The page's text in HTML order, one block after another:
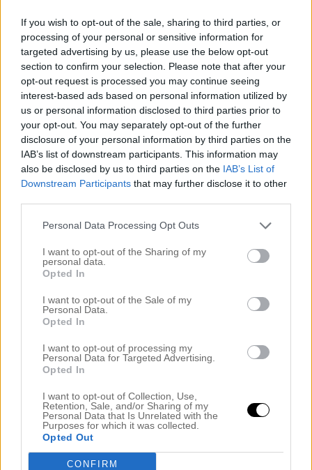
If you wish to opt-out of the sale, sharing to third parties, or
processing of your personal or sensitive information for
targeted advertising by us, please use the below opt-out
section to confirm your selection. Please note that after your
opt-out request is processed you may continue seeing
interest-based ads based on personal information utilized by
us or personal information disclosed to third parties prior to
your opt-out. You may separately opt-out of the further
disclosure of your personal information by third parties on the
IAB’s list of downstream participants. This information may
also be disclosed by us to third parties on the IAB’s List of
Downstream Participants that may further disclose it to other
Personal Data Processing Opt Outs
I want to opt-out of the Sharing of my
personal data.
Opted In
I want to opt-out of the Sale of my
Personal Data.
Opted In
I want to opt-out of processing my
Personal Data for Targeted Advertising.
Opted In
I want to opt-out of Collection, Use,
Retention, Sale, and/or Sharing of my
Personal Data that Is Unrelated with the
Purposes for which it was collected.
Opted Out
CONFIRM
mars 1, 2017 kl. 17:37
Väldigt inspirerande inlägg även om jag inte är i
den situationen själv! Som med de flesta yrken (jag har själv
jobbat som fastighetsmäklare i många år) är det otroligt
mycket jobb bakom allt som de flesta inte räknar med!
Jobbet ”behind the scenes” är oftast inte det
roliga/glammiga! Ofta tänker man inte själv på att dela med
sig av allt man faktiskt kan och har erfarenhet av men vad kul
att du gör det med ditt jobb!
Svara
Marie
mars 1, 2017 kl. 20:58
Då kan jag som precis kommit tillbaka från
Amsterdam tipsa om en fin restaurang som heter C och
serverar mat tillagad i olika temperaturer.
hennes man i deras fantastiska centralt belägna våning.
https://www.tripadvisor.se/Restaurant_Review-g188590-
d11752080-Reviews-Martine_s_Table-
Lycka till med fotoresan!
Madde / ★ Livet som mamma, lärare
och doula i Dalarna ★
mars 2, 2017 kl. 22:29